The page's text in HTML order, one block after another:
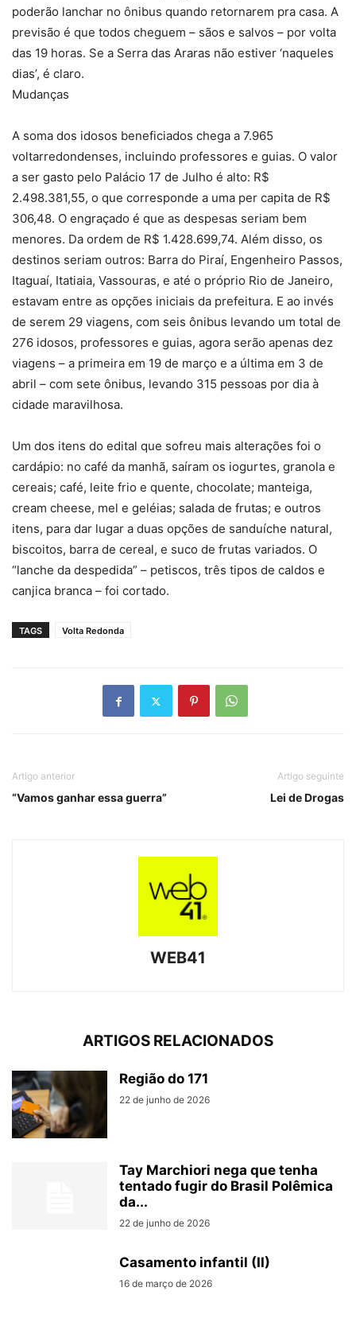
poderão lanchar no ônibus quando retornarem pra casa. A
previsão é que todos cheguem – sãos e salvos – por volta
das 19 horas. Se a Serra das Araras não estiver ‘naqueles
dias’, é claro.
Mudanças
A soma dos idosos beneficiados chega a 7.965
voltarredondenses, incluindo professores e guias. O valor
a ser gasto pelo Palácio 17 de Julho é alto: R$
2.498.381,55, o que corresponde a uma per capita de R$
306,48. O engraçado é que as despesas seriam bem
menores. Da ordem de R$ 1.428.699,74. Além disso, os
destinos seriam outros: Barra do Piraí, Engenheiro Passos,
Itaguaí, Itatiaia, Vassouras, e até o próprio Rio de Janeiro,
estavam entre as opções iniciais da prefeitura. E ao invés
de serem 29 viagens, com seis ônibus levando um total de
276 idosos, professores e guias, agora serão apenas dez
viagens – a primeira em 19 de março e a última em 3 de
abril – com sete ônibus, levando 315 pessoas por dia à
cidade maravilhosa.
Um dos itens do edital que sofreu mais alterações foi o
cardápio: no café da manhã, saíram os iogurtes, granola e
cereais; café, leite frio e quente, chocolate; manteiga,
cream cheese, mel e geléias; salada de frutas; e outros
itens, para dar lugar a duas opções de sanduíche natural,
biscoitos, barra de cereal, e suco de frutas variados. O
“lanche da despedida” – petiscos, três tipos de caldos e
canjica branca – foi cortado.
TAGS Volta Redonda
Artigo anterior
“Vamos ganhar essa guerra”
Artigo seguinte
Lei de Drogas
WEB41
ARTIGOS RELACIONADOS
Região do 171
22 de junho de 2026
Tay Marchiori nega que tenha
tentado fugir do Brasil Polêmica
da...
22 de junho de 2026
Casamento infantil (II)
16 de março de 2026